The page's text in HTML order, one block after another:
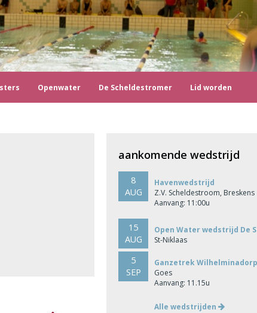
Openwater De Scheldestromer Lid worden
aankomende wedstrijd
8
AUG
Havenwedstrijd
Z.V. Scheldestroom, Breskens
Aanvang: 11:00u
15
AUG
Open Water wedstrijd De
St-Niklaas
5
SEP
Ganzetrek Wilhelminadorp
Goes
Aanvang: 11.15u
Alle wedstrijden